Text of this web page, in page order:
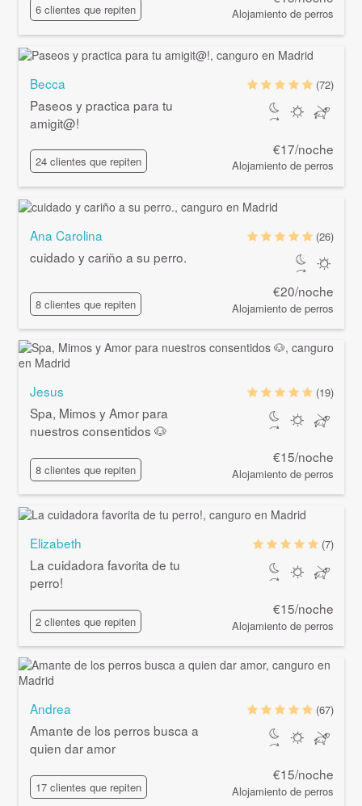
6 clientes que repiten Alojamiento de perros
Becca
Paseos y practica para tu
amigit@!
24 clientes que repiten
(72)
€17/noche
Alojamiento de perros
Ana Carolina
cuidado y cariño a su perro.
8 clientes que repiten
(26)
€20/noche
Alojamiento de perros
Jesus
Spa, Mimos y Amor para
nuestros consentidos 🐶
8 clientes que repiten
(19)
€15/noche
Alojamiento de perros
Elizabeth
La cuidadora favorita de tu
perro!
2 clientes que repiten
(7)
€15/noche
Alojamiento de perros
Andrea
Amante de los perros busca a
quien dar amor
17 clientes que repiten
(67)
€15/noche
Alojamiento de perros